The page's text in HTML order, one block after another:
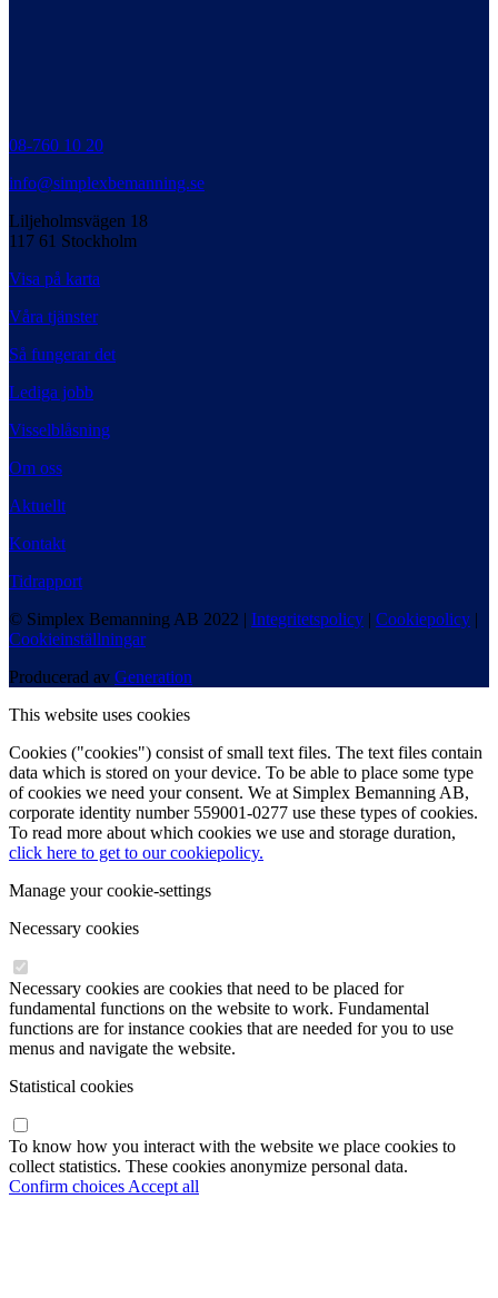
08-760 10 20
info@simplexbemanning.se
Liljeholmsvägen 18
117 61 Stockholm
Visa på karta
Våra tjänster
Så fungerar det
Lediga jobb
Visselblåsning
Om oss
Aktuellt
Kontakt
Tidrapport
© Simplex Bemanning AB 2022 | Integritetspolicy | Cookiepolicy |
Cookieinställningar
Producerad av Generation
This website uses cookies
Cookies ("cookies") consist of small text files. The text files contain
data which is stored on your device. To be able to place some type
of cookies we need your consent. We at Simplex Bemanning AB,
corporate identity number 559001-0277 use these types of cookies.
To read more about which cookies we use and storage duration,
click here to get to our cookiepolicy.
Manage your cookie-settings
Necessary cookies
Necessary cookies are cookies that need to be placed for
fundamental functions on the website to work. Fundamental
functions are for instance cookies that are needed for you to use
menus and navigate the website.
Statistical cookies
To know how you interact with the website we place cookies to
collect statistics. These cookies anonymize personal data.
Confirm choices Accept all